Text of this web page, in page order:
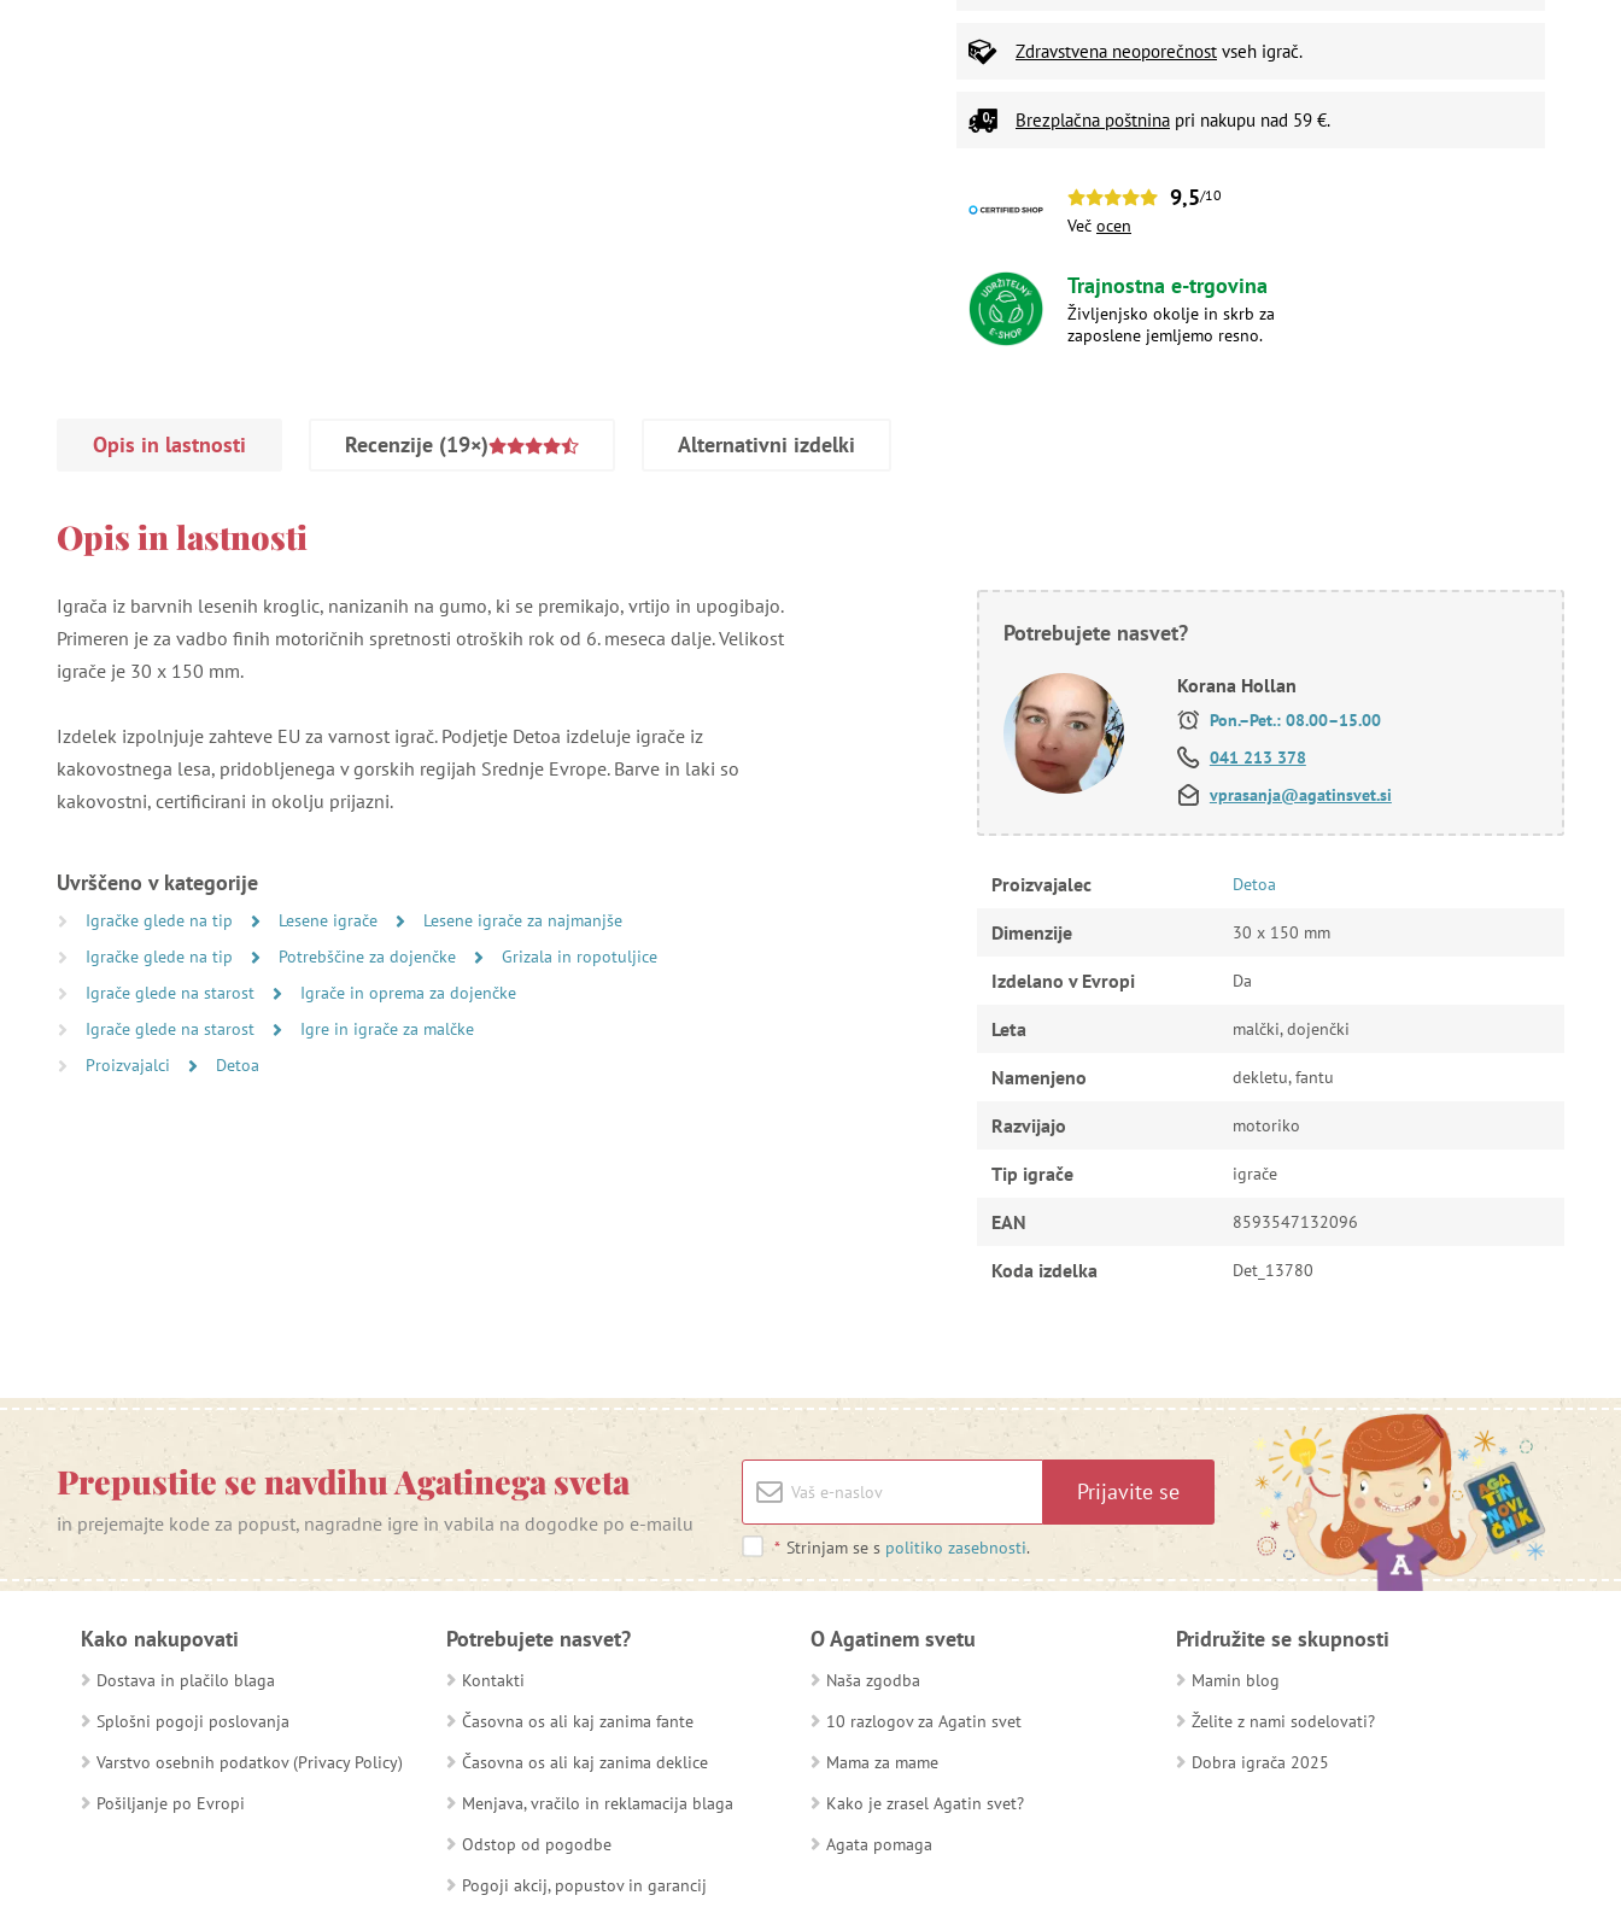
Zdravstvena neoporečnost vseh igrač.
Brezplačna poštnina pri nakupu nad 59 €.
9,5/10
Več ocen
Trajnostna e-trgovina
Življenjsko okolje in skrb za
zaposlene jemljemo resno.
Opis in lastnosti Recenzije (19×) Alternativni izdelki
Opis in lastnosti
Igrača iz barvnih lesenih kroglic, nanizanih na gumo, ki se premikajo, vrtijo in upogibajo.
Primeren je za vadbo finih motoričnih spretnosti otroških rok od 6. meseca dalje. Velikost
igrače je 30 x 150 mm.
Izdelek izpolnjuje zahteve EU za varnost igrač. Podjetje Detoa izdeluje igrače iz
kakovostnega lesa, pridobljenega v gorskih regijah Srednje Evrope. Barve in laki so
kakovostni, certificirani in okolju prijazni.
Uvrščeno v kategorije
Igračke glede na tip Lesene igrače
Lesene igrače za najmanjše
Igračke glede na tip
Potrebščine za dojenčke
Grizala in ropotuljice
Igrače glede na starost
Igrače in oprema za dojenčke
Igrače glede na starost
Igre in igrače za malčke
Proizvajalci
Detoa
Potrebujete nasvet?
Korana Hollan
Pon.–Pet.: 08.00–15.00
041 213 378
vprasanja@agatinsvet.si
Proizvajalec Detoa
Dimenzije 30 x 150 mm
Izdelano v Evropi Da
Leta malčki, dojenčki
Namenjeno dekletu, fantu
Razvijajo motoriko
Tip igrače igrače
EAN 8593547132096
Koda izdelka Det_13780
Prepustite se navdihu Agatinega sveta
in prejemajte kode za popust, nagradne igre in vabila na dogodke po e-mailu
Prijavite se
* Strinjam se s politiko zasebnosti.
Kako nakupovati
Dostava in plačilo blaga
Splošni pogoji poslovanja
Varstvo osebnih podatkov (Privacy Policy)
Pošiljanje po Evropi
Potrebujete nasvet?
Kontakti
Časovna os ali kaj zanima fante
Časovna os ali kaj zanima deklice
Menjava, vračilo in reklamacija blaga
Odstop od pogodbe
Pogoji akcij, popustov in garancij
O Agatinem svetu
Naša zgodba
10 razlogov za Agatin svet
Mama za mame
Kako je zrasel Agatin svet?
Agata pomaga
Pridružite se skupnosti
Mamin blog
Želite z nami sodelovati?
Dobra igrača 2025